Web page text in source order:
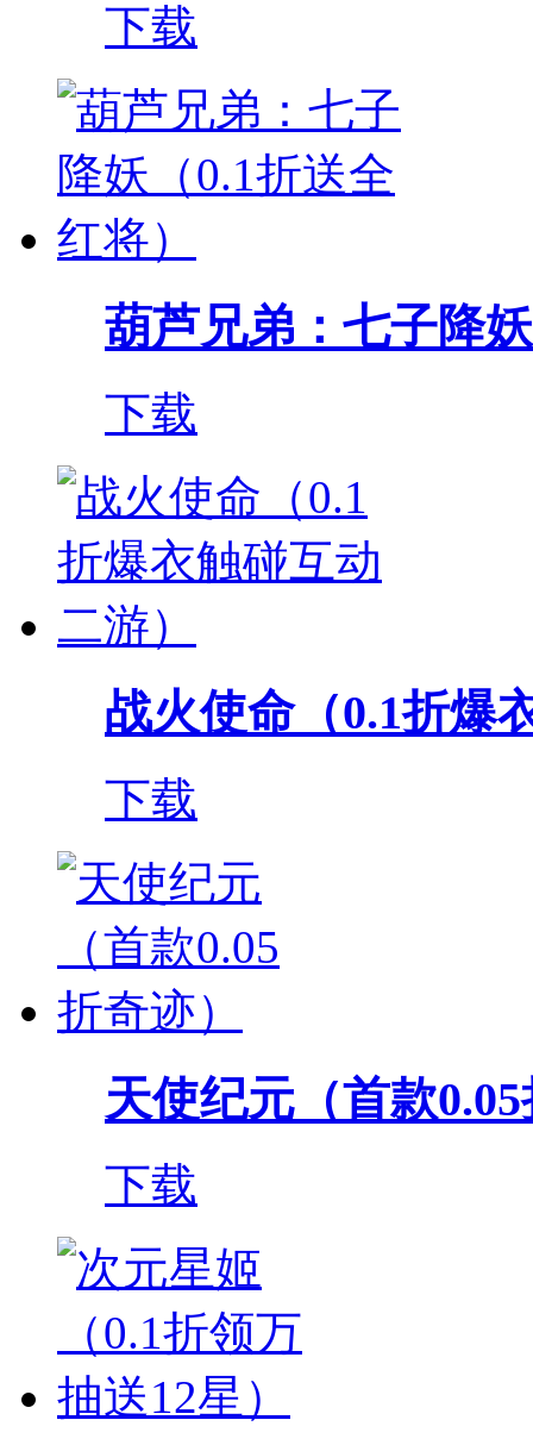
下载
葫芦兄弟：七子降
下载
战火使命（0.1折爆
下载
天使纪元（首款
下载